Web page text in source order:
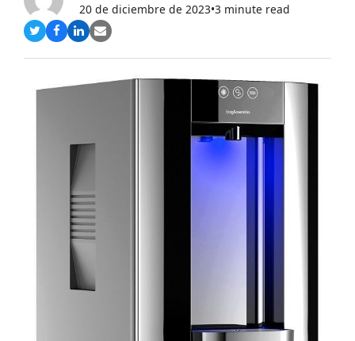
20 de diciembre de 2023•3 minute read
Compartir
Twitter
Compartir
Facebook
Compartir
LinkedIn
Share
Email